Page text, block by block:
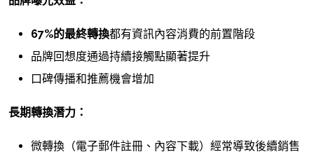
67%的最終轉換都有資訊內容消費的前置階段
品牌回想度通過持續接觸點顯著提升
口碑傳播和推薦機會增加
長期轉換潛力：
微轉換（電子郵件註冊、內容下載）經常導致後續銷售